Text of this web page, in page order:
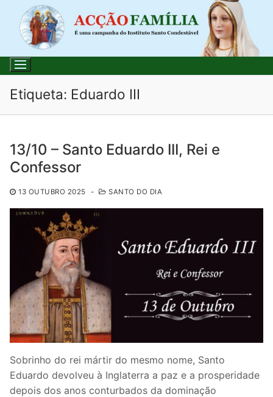
para
conteúdo
por:
Loja
Blog
Santo do Dia
Quem somos nós
Etiqueta: Eduardo III
13/10 – Santo Eduardo III, Rei e
Confessor
13 OUTUBRO 2025 - SANTO DO DIA
Sobrinho do rei mártir do mesmo nome, Santo
Eduardo devolveu à Inglaterra a paz e a prosperidade
depois dos anos conturbados da dominação